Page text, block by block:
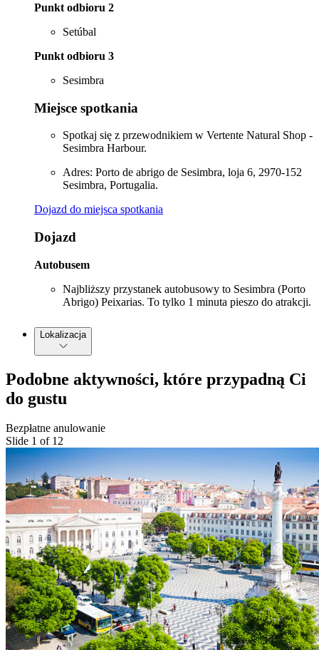
Punkt odbioru 2
Setúbal
Punkt odbioru 3
Sesimbra
Miejsce spotkania
Spotkaj się z przewodnikiem w Vertente Natural Shop -
Sesimbra Harbour.
Adres: Porto de abrigo de Sesimbra, loja 6, 2970-152
Sesimbra, Portugalia.
Dojazd do miejsca spotkania
Dojazd
Autobusem
Najbliższy przystanek autobusowy to Sesimbra (Porto
Abrigo) Peixarias. To tylko 1 minuta pieszo do atrakcji.
Lokalizacja
Podobne aktywności, które przypadną Ci
do gustu
Bezpłatne anulowanie
Slide 1 of 12